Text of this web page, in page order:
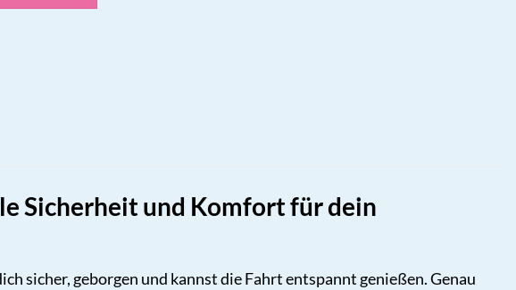
Sicherheit und Komfort für dein
sicher, geborgen und kannst die Fahrt entspannt genießen. Genau